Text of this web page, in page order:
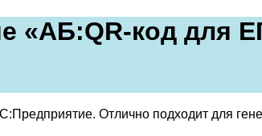
«АБ:QR-код для
Отлично подходит для